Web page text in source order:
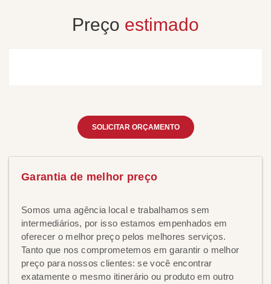
Preço estimado
SOLICITAR ORÇAMENTO
Garantia de melhor preço
Somos uma agência local e trabalhamos sem
intermediários, por isso estamos empenhados em
oferecer o melhor preço pelos melhores serviços.
Tanto que nos comprometemos em garantir o melhor
preço para nossos clientes: se você encontrar
exatamente o mesmo itinerário ou produto em outro